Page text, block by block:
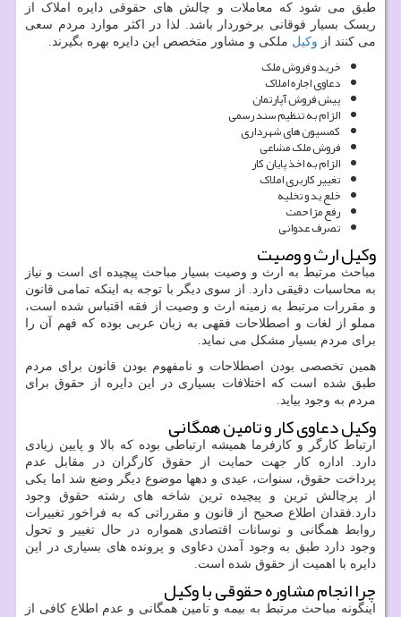
طبق می شود که معاملات و چالش های حقوقی دایره املاک از
ریسک بسیار فوقانی برخوردار باشد. لذا در اکثر موارد مردم سعی
می کنند از وکیل ملکی و مشاور متخصص این دایره بهره بگیرند.
خرید و فروش ملک
دعاوی اجاره املاک
پیش فروش آپارتمان
الزام به تنظیم سند رسمی
کمسیون های شهرداری
فروش ملک مشاعی
الزام به اخذ پایان کار
تغییر کاربری املاک
خلع ید و تخلیه
رفع مزاحمت
تصرف عدوانی
وکیل ارث و وصیت
مباحث مرتبط به ارث و وصیت بسیار مباحث پیچیده ای است و نیاز
به محاسبات دقیقی دارد. از سوی دیگر با توجه به اینکه تمامی قانون
و مقررات مرتبط به زمینه ارث و وصیت از فقه اقتباس شده است،
مملو از لغات و اصطلاحات فقهی به زبان عربی بوده که فهم آن را
برای مردم بسیار مشکل می نماید.
همین تخصصی بودن اصطلاحات و نامفهوم بودن قانون برای مردم
طبق شده است که اختلافات بسیاری در این دایره از حقوق برای
مردم به وجود بیاید.
وکیل دعاوی کار و تامین همگانی
ارتباط کارگر و کارفرما همیشه ارتباطی بوده که بالا و پایین زیادی
دارد. اداره کار جهت حمایت از حقوق کارگران در مقابل عدم
پرداخت حقوق، سنوات، عیدی و دهها موضوع دیگر وضع شد اما یکی
از پرچالش ترین و پیچیده ترین شاخه های رشته حقوق وجود
دارد.فقدان اطلاع صحیح از قانون و مقرراتی که به فراخور تغییرات
روابط همگانی و نوسانات اقتصادی همواره در حال تغییر و تحول
وجود دارد طبق به وجود آمدن دعاوی و پرونده های بسیاری در این
دایره با اهمیت از حقوق شده است.
چرا انجام مشاوره حقوقی با وکیل
اینگونه مباحث مرتبط به بیمه و تامین همگانی و عدم اطلاع کافی از